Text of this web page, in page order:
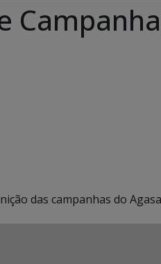
das campanhas do